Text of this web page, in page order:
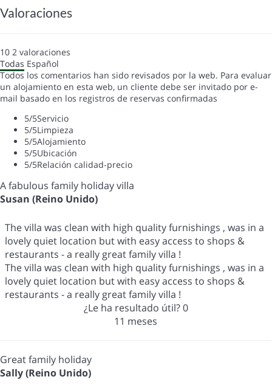
Valoraciones
10 2 valoraciones
Todas Español
Todos los comentarios han sido revisados por la web. Para evaluar
un alojamiento en esta web, un cliente debe ser invitado por e-
mail basado en los registros de reservas confirmadas
5/5Servicio
5/5Limpieza
5/5Alojamiento
5/5Ubicación
5/5Relación calidad-precio
A fabulous family holiday villa
Susan (Reino Unido)
The villa was clean with high quality furnishings , was in a
lovely quiet location but with easy access to shops &
restaurants - a really great family villa !
The villa was clean with high quality furnishings , was in a
lovely quiet location but with easy access to shops &
restaurants - a really great family villa !
¿Le ha resultado útil?0
11 meses
Great family holiday
Sally (Reino Unido)